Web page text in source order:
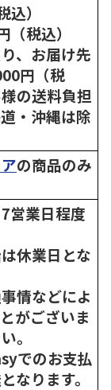
）
税込）
、お届け先
円（税
の送料負担
・沖縄は除
の商品のみ
営業日程度
休業日とな
情などによ
がございま
。
でのお支払
なります。